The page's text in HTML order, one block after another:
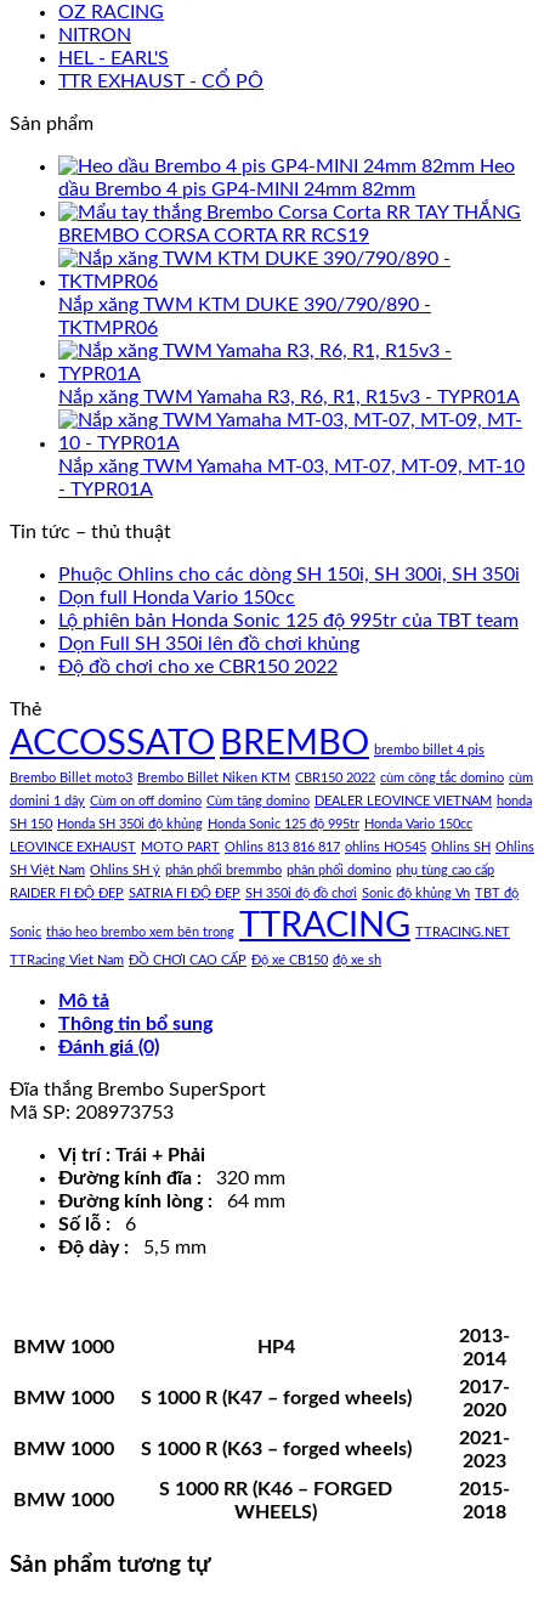
OZ RACING
NITRON
HEL - EARL'S
TTR EXHAUST - CỔ PÔ
Sản phẩm
Heo
dầu Brembo 4 pis GP4-MINI 24mm 82mm
TAY THẮNG
BREMBO CORSA CORTA RR RCS19
Nắp xăng TWM KTM DUKE 390/790/890 -
TKTMPR06
Nắp xăng TWM Yamaha R3, R6, R1, R15v3 - TYPR01A
Nắp xăng TWM Yamaha MT-03, MT-07, MT-09, MT-10
- TYPR01A
Tin tức – thủ thuật
Phuộc Ohlins cho các dòng SH 150i, SH 300i, SH 350i
Dọn full Honda Vario 150cc
Lộ phiên bản Honda Sonic 125 độ 995tr của TBT team
Dọn Full SH 350i lên đồ chơi khủng
Độ đồ chơi cho xe CBR150 2022
Thẻ
ACCOSSATO BREMBO brembo billet 4 pis
Brembo Billet moto3 Brembo Billet Niken KTM CBR150 2022 cùm công tắc domino cùm
domini 1 dây Cùm on off domino Cùm tăng domino DEALER LEOVINCE VIETNAM honda
SH 150 Honda SH 350i độ khủng Honda Sonic 125 độ 995tr Honda Vario 150cc
LEOVINCE EXHAUST MOTO PART Ohlins 813 816 817 ohlins HO545 Ohlins SH Ohlins
SH Việt Nam Ohlins SH ý phân phối bremmbo phân phối domino phụ tùng cao cấp
RAIDER FI ĐỘ ĐẸP SATRIA FI ĐỘ ĐẸP SH 350i độ đồ chơi Sonic độ khủng Vn TBT độ
Sonic tháo heo brembo xem bên trong TTRACING TTRACING.NET
TTRacing Viet Nam ĐỒ CHƠI CAO CẤP Độ xe CB150 độ xe sh
Mô tả
Thông tin bổ sung
Đánh giá (0)
Đĩa thắng Brembo SuperSport
Mã SP: 208973753
Vị trí : Trái + Phải
Đường kính đĩa : 320 mm
Đường kính lòng : 64 mm
Số lỗ : 6
Độ dày : 5,5 mm
BMW 1000 HP4
2013-
2014
BMW 1000 S 1000 R (K47 – forged wheels)
2017-
2020
BMW 1000 S 1000 R (K63 – forged wheels)
2021-
2023
BMW 1000
S 1000 RR (K46 – FORGED
WHEELS)
2015-
2018
Sản phẩm tương tự